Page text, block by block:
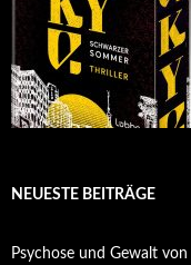
NEUESTE BEITRÄGE
Psychose und Gewalt